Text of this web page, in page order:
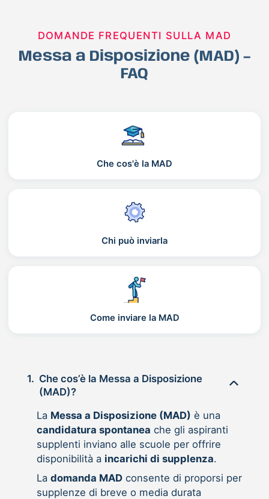
DOMANDE FREQUENTI SULLA MAD
Messa a Disposizione (MAD) –
FAQ
Che cos'è la MAD
Chi può inviarla
Come inviare la MAD
1. Che cos’è la Messa a Disposizione
(MAD)?
La Messa a Disposizione (MAD) è una
candidatura spontanea che gli aspiranti
supplenti inviano alle scuole per offrire
disponibilità a incarichi di supplenza.
La domanda MADconsente di proporsi per
supplenze di breve o media durata